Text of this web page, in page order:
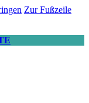
Zur Fußzeile